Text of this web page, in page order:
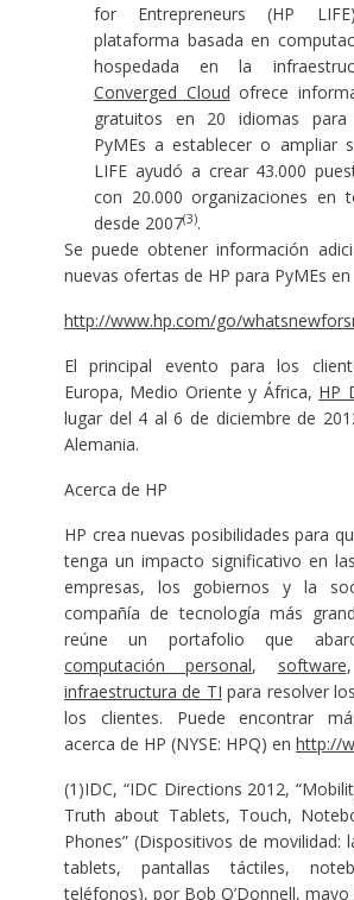
for Entrepreneurs (HP LIFE)
plataforma basada en
hospedada en la
Converged Cloud ofrece
gratuitos en 20 idiomas
PyMEs a establecer o ampliar
LIFE ayudó a crear 43.000
con 20.000 organizaciones en
desde 2007(3).
Se puede obtener información
nuevas ofertas de HP para PyMEs en
http://www.hp.com/go/
El principal evento para los
Europa, Medio Oriente y África, HP
lugar del 4 al 6 de diciembre de
Alemania.
Acerca de HP
HP crea nuevas posibilidades para
tenga un impacto significativo en
empresas, los gobiernos y la
compañía de tecnología más
reúne un portafolio que
computación personal, software
infraestructura de TI para resolver
los clientes. Puede encontrar
acerca de HP (NYSE: HPQ) en http://
(1)IDC, “IDC Directions 2012,
Truth about Tablets, Touch,
Phones” (Dispositivos de movilidad:
tablets, pantallas táctiles,
teléfonos), por Bob O’Donnell, mayo